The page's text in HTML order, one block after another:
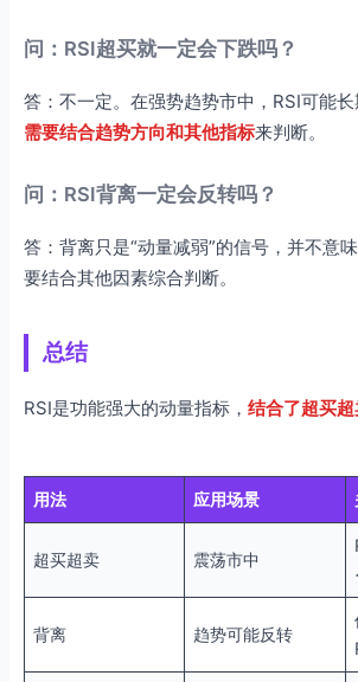
问：RSI超买就一定会下跌吗？
答：不一定。在强势趋势市中，RSI可能长
需要结合趋势方向和其他指标来判断。
问：RSI背离一定会反转吗？
答：背离只是“动量减弱”的信号，并不意
要结合其他因素综合判断。
总结
RSI是功能强大的动量指标， 结合了超买
用法 应用场景
超买超卖 震荡市中
背离 趋势可能反转